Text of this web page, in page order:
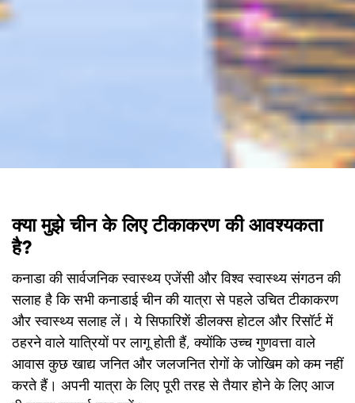
क्या मुझे चीन के लिए टीकाकरण की आवश्यकता
है?
कनाडा की सार्वजनिक स्वास्थ्य एजेंसी और विश्व स्वास्थ्य संगठन की
सलाह है कि सभी कनाडाई चीन की यात्रा से पहले उचित टीकाकरण
और स्वास्थ्य सलाह लें। ये सिफारिशें डीलक्स होटल और रिसॉर्ट में
ठहरने वाले यात्रियों पर लागू होती हैं, क्योंकि उच्च गुणवत्ता वाले
आवास कुछ खाद्य जनित और जलजनित रोगों के जोखिम को कम नहीं
करते हैं। अपनी यात्रा के लिए पूरी तरह से तैयार होने के लिए आज